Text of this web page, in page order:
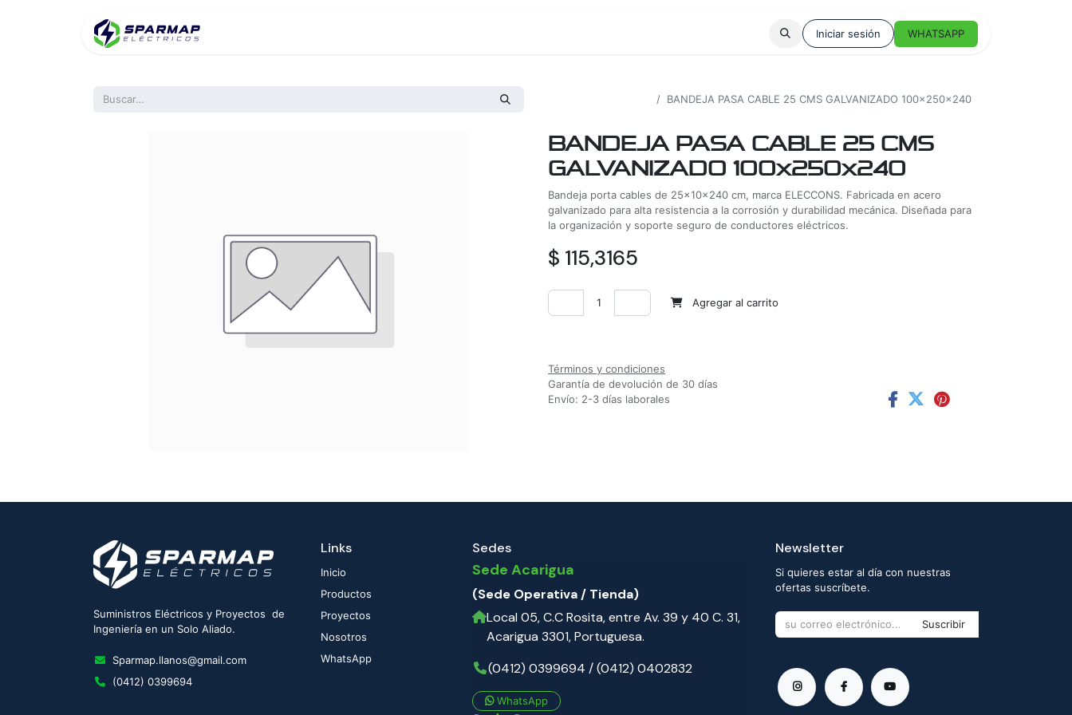
Iniciar sesión WHATSAPP
BANDEJA PASA CABLE 25 CMS GALVANIZADO 100x250x240
BANDEJA PASA CABLE 25 CMS
GALVANIZADO 100x250x240
Bandeja porta cables de 25x10x240 cm, marca ELECCONS. Fabricada en acero
galvanizado para alta resistencia a la corrosión y durabilidad mecánica. Diseñada para
la organización y soporte seguro de conductores eléctricos.
$ 115,3165
Agregar al carrito
Términos y condiciones
Garantía de devolución de 30 días
Envío: 2-3 días laborales
Suministros Eléctricos y Proyectos de
Ingeniería en un Solo Aliado.
Sparmap.llanos@gmail.com
(0412) 0399694
Links
Inicio
Productos
Proyectos
Nosotros
WhatsApp
Sedes
Sede Acarigua
(Sede Operativa / Tienda)
Local 05, C.C Rosita, entre Av. 39 y 40 C. 31,
Acarigua 3301, Portuguesa.
(0412) 0399694 / (0412) 0402832
WhatsApp
Newsletter
Si quieres estar al día con nuestras
ofertas suscríbete.
Suscribir